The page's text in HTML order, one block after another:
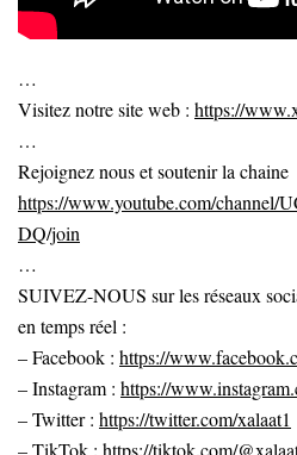
…
Visitez notre site web : https://
…
Rejoignez nous et soutenir la
https://www.youtube.com/
DQ/join
…
SUIVEZ-NOUS sur les réseaux
en temps réel :
– Facebook : https://
– Instagram : https://
– Twitter : https://twitter.com/xalaat1
– TikTok : https://tiktok.com/